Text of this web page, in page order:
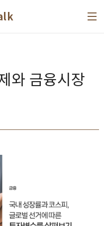
와 금융시장